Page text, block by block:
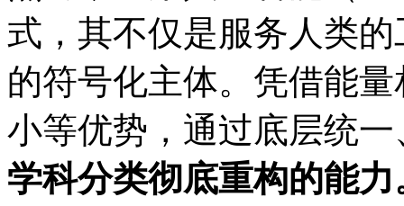
式，其不仅是服务人类
的符号化主体。凭借能
小等优势，通过底层统
学科分类彻底重构的能力